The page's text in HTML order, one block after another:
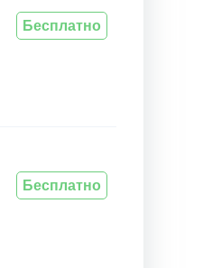
Бесплатно
Бесплатно